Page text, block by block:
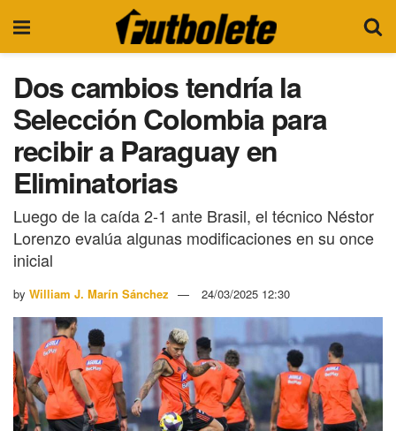
Dos cambios tendría la
Selección Colombia para
recibir a Paraguay en
Eliminatorias
Luego de la caída 2-1 ante Brasil, el técnico Néstor
Lorenzo evalúa algunas modificaciones en su once
inicial
by William J. Marín Sánchez 24/03/2025 12:30